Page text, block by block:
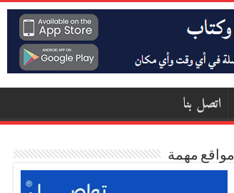
اتصل بنا
مواقع مهمة